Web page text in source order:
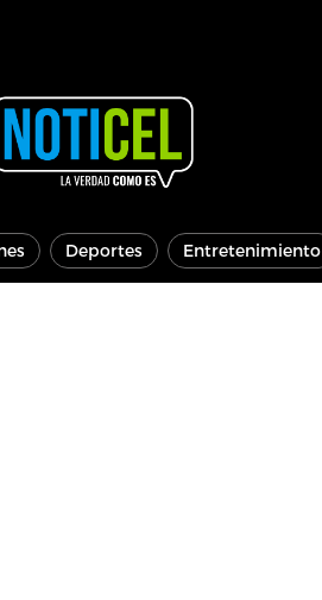
Deportes Entretenimiento